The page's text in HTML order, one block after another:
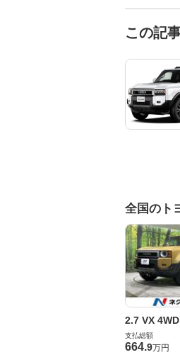
この記
全国のト
2.7 VX 4WD
支払総額
664.9万円